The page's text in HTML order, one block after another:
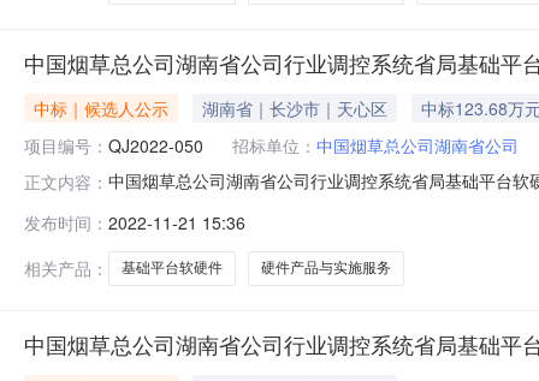
中国烟草总公司湖南省公司行业调控系统省局基础平
中标｜候选人公示 湖南省｜长沙市｜天心区
中标123.68万
项目编号： QJ2022-050 招标单位： 中国烟草总公司湖南省公司
正文内容： 中国烟草总公司湖南省公司行业调控系统省局基础平台
总公司湖南省公司行业调控系统省局基础平台软硬件采
人：南京南方
发布时间： 2022-11-21 15:36
相关产品：
基础平台软硬件 硬件产品与实施服务
中国烟草总公司湖南省公司行业调控系统省局基础平